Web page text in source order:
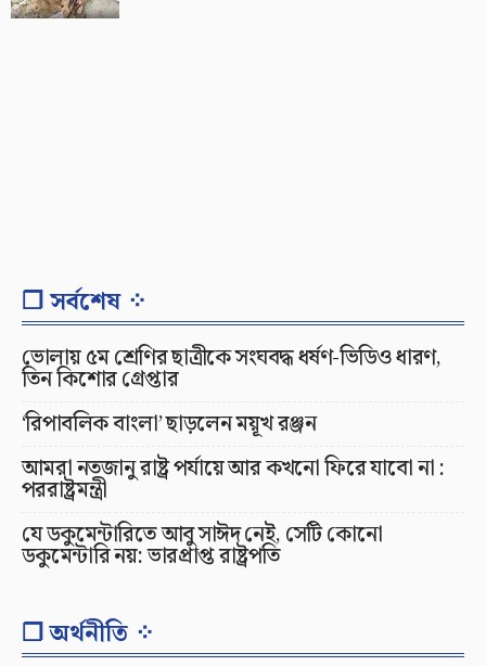
❐ সর্বশেষ ⁘
ভোলায় ৫ম শ্রেণির ছাত্রীকে সংঘবদ্ধ ধর্ষণ-ভিডিও ধারণ,
তিন কিশোর গ্রেপ্তার
‘রিপাবলিক বাংলা’ ছাড়লেন ময়ূখ রঞ্জন
আমরা নতজানু রাষ্ট্র পর্যায়ে আর কখনো ফিরে যাবো না :
পররাষ্ট্রমন্ত্রী
যে ডকুমেন্টারিতে আবু সাঈদ নেই, সেটি কোনো
ডকুমেন্টারি নয়: ভারপ্রাপ্ত রাষ্ট্রপতি
❐ অর্থনীতি ⁘